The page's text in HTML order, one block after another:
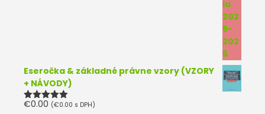
Eseročka & základné právne vzory (VZORY
+ NÁVODY)
Hodnotenie
€0.00 (€0.00 s DPH)